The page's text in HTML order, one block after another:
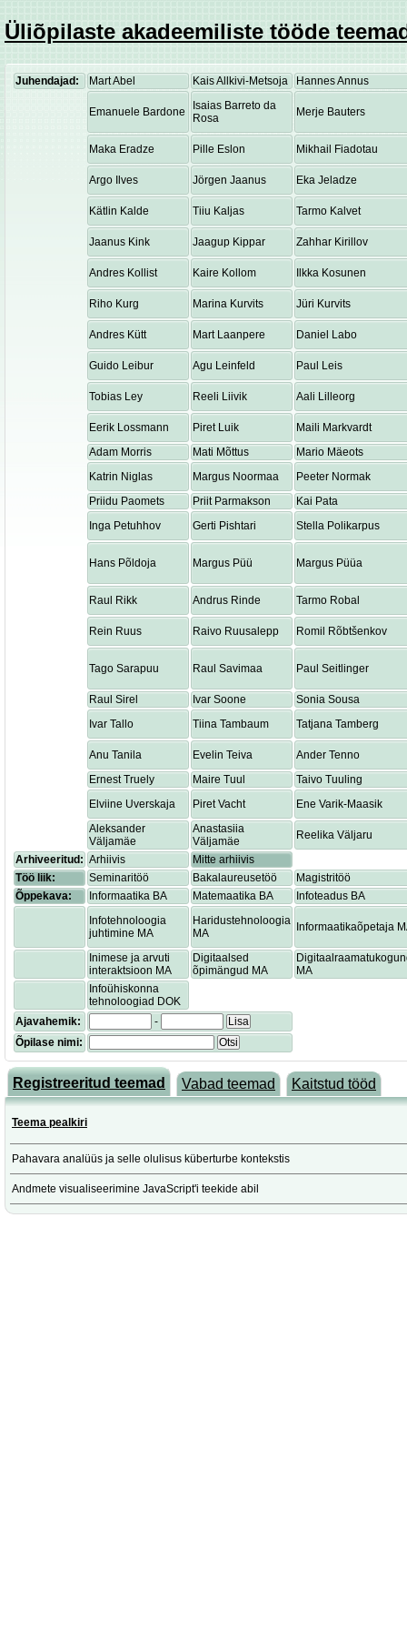
Üliõpilaste akadeemiliste tööde
Juhendajad: Mart Abel Kais Allkivi-Metsoja Hannes Annus
Emanuele Bardone
Isaias Barreto da
Rosa
Merje Bauters
Maka Eradze Pille Eslon Mikhail Fiadotau
Argo Ilves Jörgen Jaanus Eka Jeladze
Kätlin Kalde Tiiu Kaljas Tarmo Kalvet
Jaanus Kink Jaagup Kippar Zahhar Kirillov
Andres Kollist Kaire Kollom Ilkka Kosunen
Riho Kurg Marina Kurvits Jüri Kurvits
Andres Kütt Mart Laanpere Daniel Labo
Guido Leibur Agu Leinfeld Paul Leis
Tobias Ley Reeli Liivik Aali Lilleorg
Eerik Lossmann Piret Luik
Maili Markvardt
Adam Morris
Mati Mõttus
Mario Mäeots
Katrin Niglas
Margus Noormaa
Peeter Normak
Priidu Paomets
Priit Parmakson
Kai Pata
Inga Petuhhov
Gerti Pishtari Stella Polikarpus
Hans Põldoja Margus Püü Margus Püüa
Raul Rikk Andrus Rinde Tarmo Robal
Rein Ruus Raivo Ruusalepp Romil Rõbtšenkov
Tago Sarapuu Raul Savimaa Paul Seitlinger
Raul Sirel Ivar Soone
Sonia Sousa
Ivar Tallo
Tiina Tambaum Tatjana Tamberg
Anu Tanila Evelin Teiva
Ander Tenno
Ernest Truely
Maire Tuul
Taivo Tuuling
Elviine Uverskaja
Piret Vacht
Ene Varik-Maasik
Aleksander
Väljamäe
Anastasiia
Väljamäe
Reelika Väljaru
Arhiveeritud: Arhiivis
Mitte arhiivis
Töö liik:
Seminaritöö Bakalaureusetöö
Magistritöö
Õppekava:
Informaatika BA Matemaatika BA
Infoteadus BA
Infotehnoloogia
juhtimine MA
Haridustehnoloogia
MA
Informaatikaõpetaja
Inimese ja arvuti
interaktsioon MA
Digitaalsed
õpimängud MA
MA
Infoühiskonna
tehnoloogiad DOK
Ajavahemik:
-
Lisa
Õpilase nimi:
Otsi
Registreeritud teemad Vabad teemad Kaitstud tööd
Teema pealkiri
Pahavara analüüs ja selle olulisus küberturbe kontekstis
Andmete visualiseerimine JavaScript'i teekide abil